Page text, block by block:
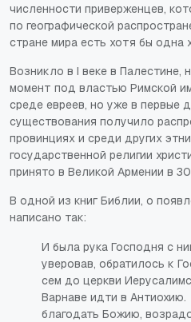
численности приверженцев,
по географической
стране мира есть хотя бы одна
Возникло в I веке в Палестине,
момент под властью Римской
среде евреев, но уже в первые
существования получило
провинциях и среди других
государственной религии
принято в Великой Армении в
В одной из книг Библии, о
написано так:
И была рука Господня с
уверовав, обратилось к
сем до церкви
Варнаве идти в
благодать Божию,